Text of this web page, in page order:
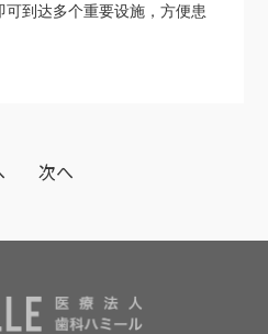
到达多个重要设施，方便患
次へ